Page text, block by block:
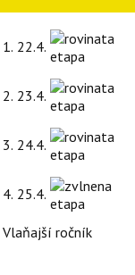
1. 22.4.
2. 23.4.
3. 24.4.
4. 25.4.
Vlaňajší ročník